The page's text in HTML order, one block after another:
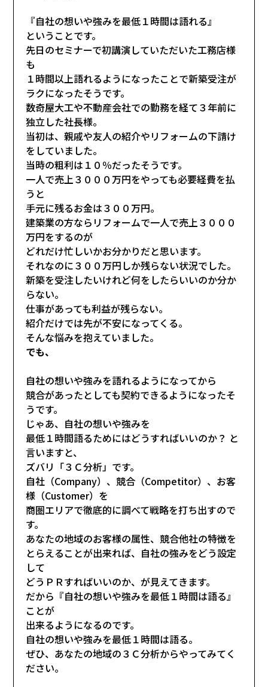
『自社の想いや強みを最低１時間は語れる』
ということです。
先日のセミナーで初講演していただいた工務店様
も
１時間以上語れるようになったことで新築受注が
ラクになったそうです。
数奇屋大工や不動産会社での勤務を経て３年前に
独立した社長様。
当初は、親戚や友人の紹介やリフォームの下請け
をしていました。
当時の粗利は１０％だったそうです。
一人で売上３０００万円をやっても必要経費を払
うと
手元に残るお金は３００万円。
建築業の方ならリフォームで一人で売上３０００
万円をするのが
どれだけ忙しいかお分かりだと思います。
それなのに３００万円しか残らない状況でした。
新築を受注したいけれど何をしたらいいのか分か
らない。
仕事があっても利益が残らない。
紹介だけでは先が不安になってくる。
そんな悩みを抱えていました。
でも、
自社の想いや強みを語れるようになってから
競合があったとしても契約できるようになったそ
うです。
じゃあ、自社の想いや強みを
最低１時間語るためにはどうすればいいのか？ と
言いますと、
ズバリ「３Ｃ分析」です。
自社（Company）、競合（Competitor）、お客
様（Customer）を
商圏エリアで徹底的に調べて戦略を打ち出すので
す。
あなたの地域のお客様の属性、競合他社の特徴を
とらえることが出来れば、自社の強みをどう設定
して
どうＰＲすればいいのか、が見えてきます。
だから『自社の想いや強みを最低１時間は語る』
ことが
出来るようになるのです。
自社の想いや強みを最低１時間は語る。
ぜひ、あなたの地域の３Ｃ分析からやってみてく
ださい。